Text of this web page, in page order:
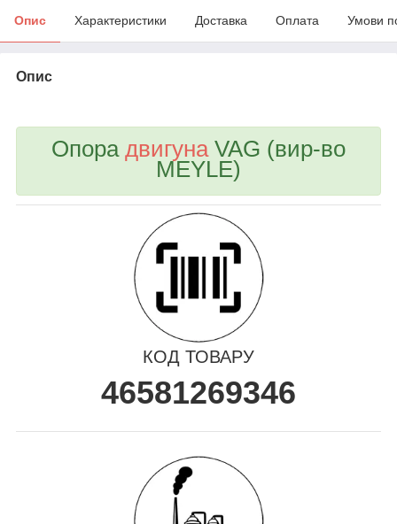
Опис Характеристики Доставка Оплата Умови
Опис
Опора двигунаVAG (вир-во
MEYLE)
КОД ТОВАРУ
46581269346